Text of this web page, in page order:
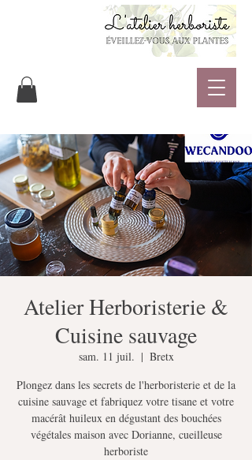
Atelier Herboristerie &
Cuisine sauvage
sam. 11 juil.
  |
Bretx
Plongez dans les secrets de l'herboristerie et de la
cuisine sauvage et fabriquez votre tisane et votre
macérât huileux en dégustant des bouchées
végétales maison avec Dorianne, cueilleuse
herboriste